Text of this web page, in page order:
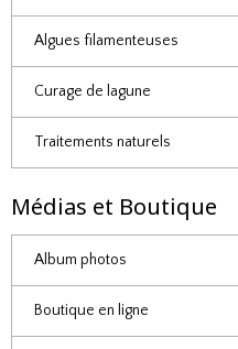
Algues filamenteuses
Curage de lagune
Traitements naturels
Médias et Boutique
Album photos
Boutique en ligne